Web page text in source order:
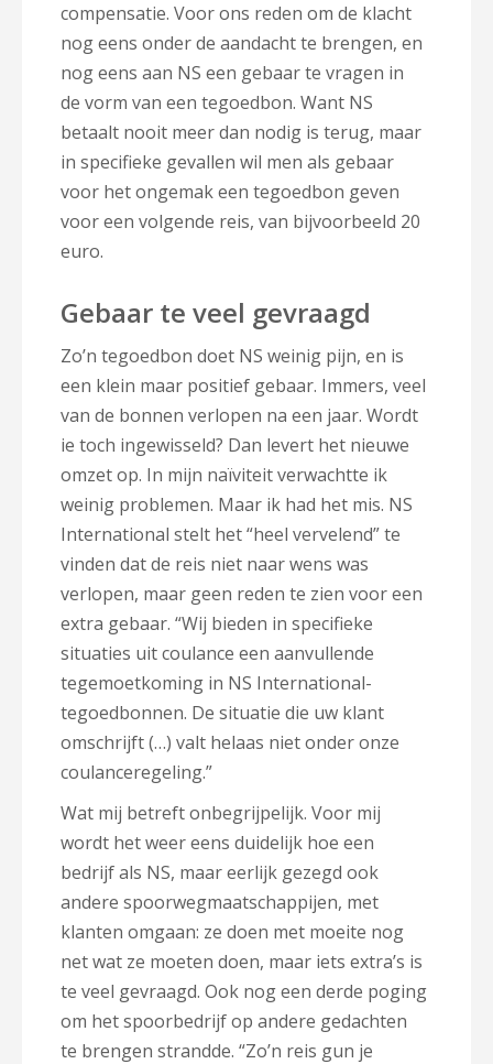
compensatie. Voor ons reden om de klacht
nog eens onder de aandacht te brengen, en
nog eens aan NS een gebaar te vragen in
de vorm van een tegoedbon. Want NS
betaalt nooit meer dan nodig is terug, maar
in specifieke gevallen wil men als gebaar
voor het ongemak een tegoedbon geven
voor een volgende reis, van bijvoorbeeld 20
euro.
Gebaar te veel gevraagd
Zo’n tegoedbon doet NS weinig pijn, en is
een klein maar positief gebaar. Immers, veel
van de bonnen verlopen na een jaar. Wordt
ie toch ingewisseld? Dan levert het nieuwe
omzet op. In mijn naïviteit verwachtte ik
weinig problemen. Maar ik had het mis. NS
International stelt het “heel vervelend” te
vinden dat de reis niet naar wens was
verlopen, maar geen reden te zien voor een
extra gebaar. “Wij bieden in specifieke
situaties uit coulance een aanvullende
tegemoetkoming in NS International-
tegoedbonnen. De situatie die uw klant
omschrijft (…) valt helaas niet onder onze
coulanceregeling.”
Wat mij betreft onbegrijpelijk. Voor mij
wordt het weer eens duidelijk hoe een
bedrijf als NS, maar eerlijk gezegd ook
andere spoorwegmaatschappijen, met
klanten omgaan: ze doen met moeite nog
net wat ze moeten doen, maar iets extra’s is
te veel gevraagd. Ook nog een derde poging
om het spoorbedrijf op andere gedachten
te brengen strandde. “Zo’n reis gun je